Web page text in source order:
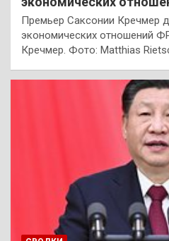
Премьер Саксонии Кречмер
экономических отношений
Кречмер. Фото: Matthias